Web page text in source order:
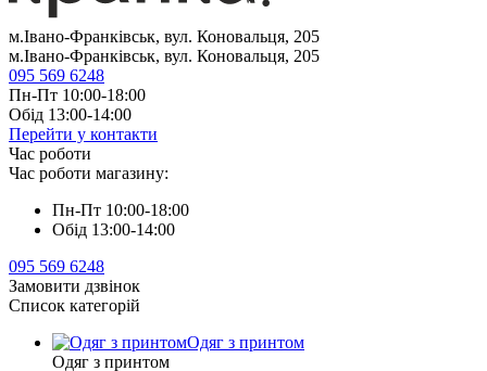
м.Івано-Франківськ, вул. Коновальця, 205
м.Івано-Франківськ, вул. Коновальця, 205
095 569 6248
Пн-Пт 10:00-18:00
Обід 13:00-14:00
Перейти у контакти
Час роботи
Час роботи магазину:
Пн-Пт 10:00-18:00
Обід 13:00-14:00
095 569 6248
Замовити дзвінок
Список категорій
Одяг з принтом
Одяг з принтом